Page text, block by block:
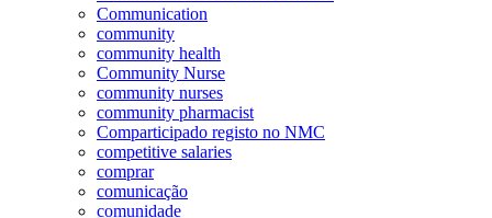
Communication
community
community health
Community Nurse
community nurses
community pharmacist
Comparticipado registo no NMC
competitive salaries
comprar
comunicação
comunidade